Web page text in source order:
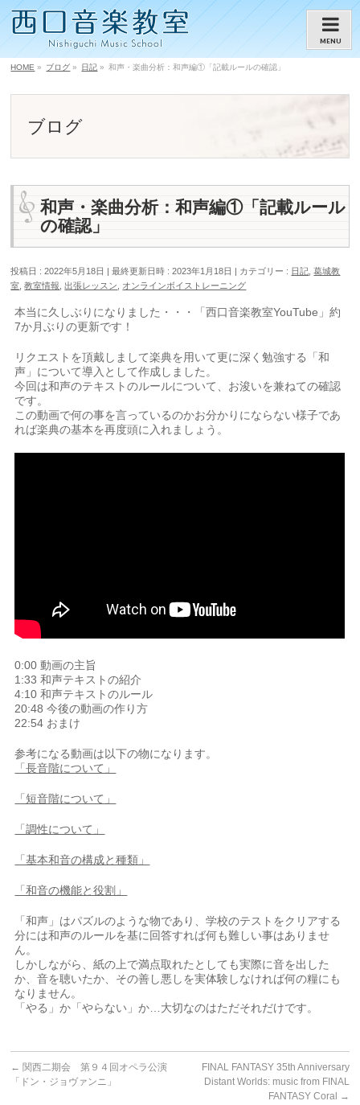
MENU
HOME » ブログ » 日記 » 和声・楽曲分析：和声編①「記載ルールの確認」
ブログ
和声・楽曲分析：和声編①「記載ルール
の確認」
投稿日 : 2022年5月18日 最終更新日時 : 2023年1月18日 カテゴリー : 日記 ,葛城教
室 ,教室情報 ,出張レッスン オンラインボイストレーニング
本当に久しぶりになりました・・・「西口音楽教室YouTube」約
7か月ぶりの更新です！
リクエストを頂戴しまして楽典を用いて更に深く勉強する「和
声」について導入として作成しました。
今回は和声のテキストのルールについて、お浚いを兼ねての確認
です。
この動画で何の事を言っているのかお分かりにならない様子であ
れば楽典の基本を再度頭に入れましょう。
0:00 動画の主旨
1:33 和声テキストの紹介
4:10 和声テキストのルール
20:48 今後の動画の作り方
22:54 おまけ
参考になる動画は以下の物になります。
「長音階について」
「短音階について」
「調性について」
「基本和音の構成と種類」
「和音の機能と役割」
「和声」はパズルのような物であり、学校のテストをクリアする
分には和声のルールを基に回答すれば何も難しい事はありませ
ん。
しかしながら、紙の上で満点取れたとしても実際に音を出した
か、音を聴いたか、その善し悪しを実体験しなければ何の糧にも
なりません。
「やる」か「やらない」か…大切なのはただそれだけです。
← 関西二期会 第９４回オペラ公演
「ドン・ジョヴァンニ」
FINAL FANTASY 35th Anniversary
Distant Worlds: music from FINAL
FANTASY Coral →